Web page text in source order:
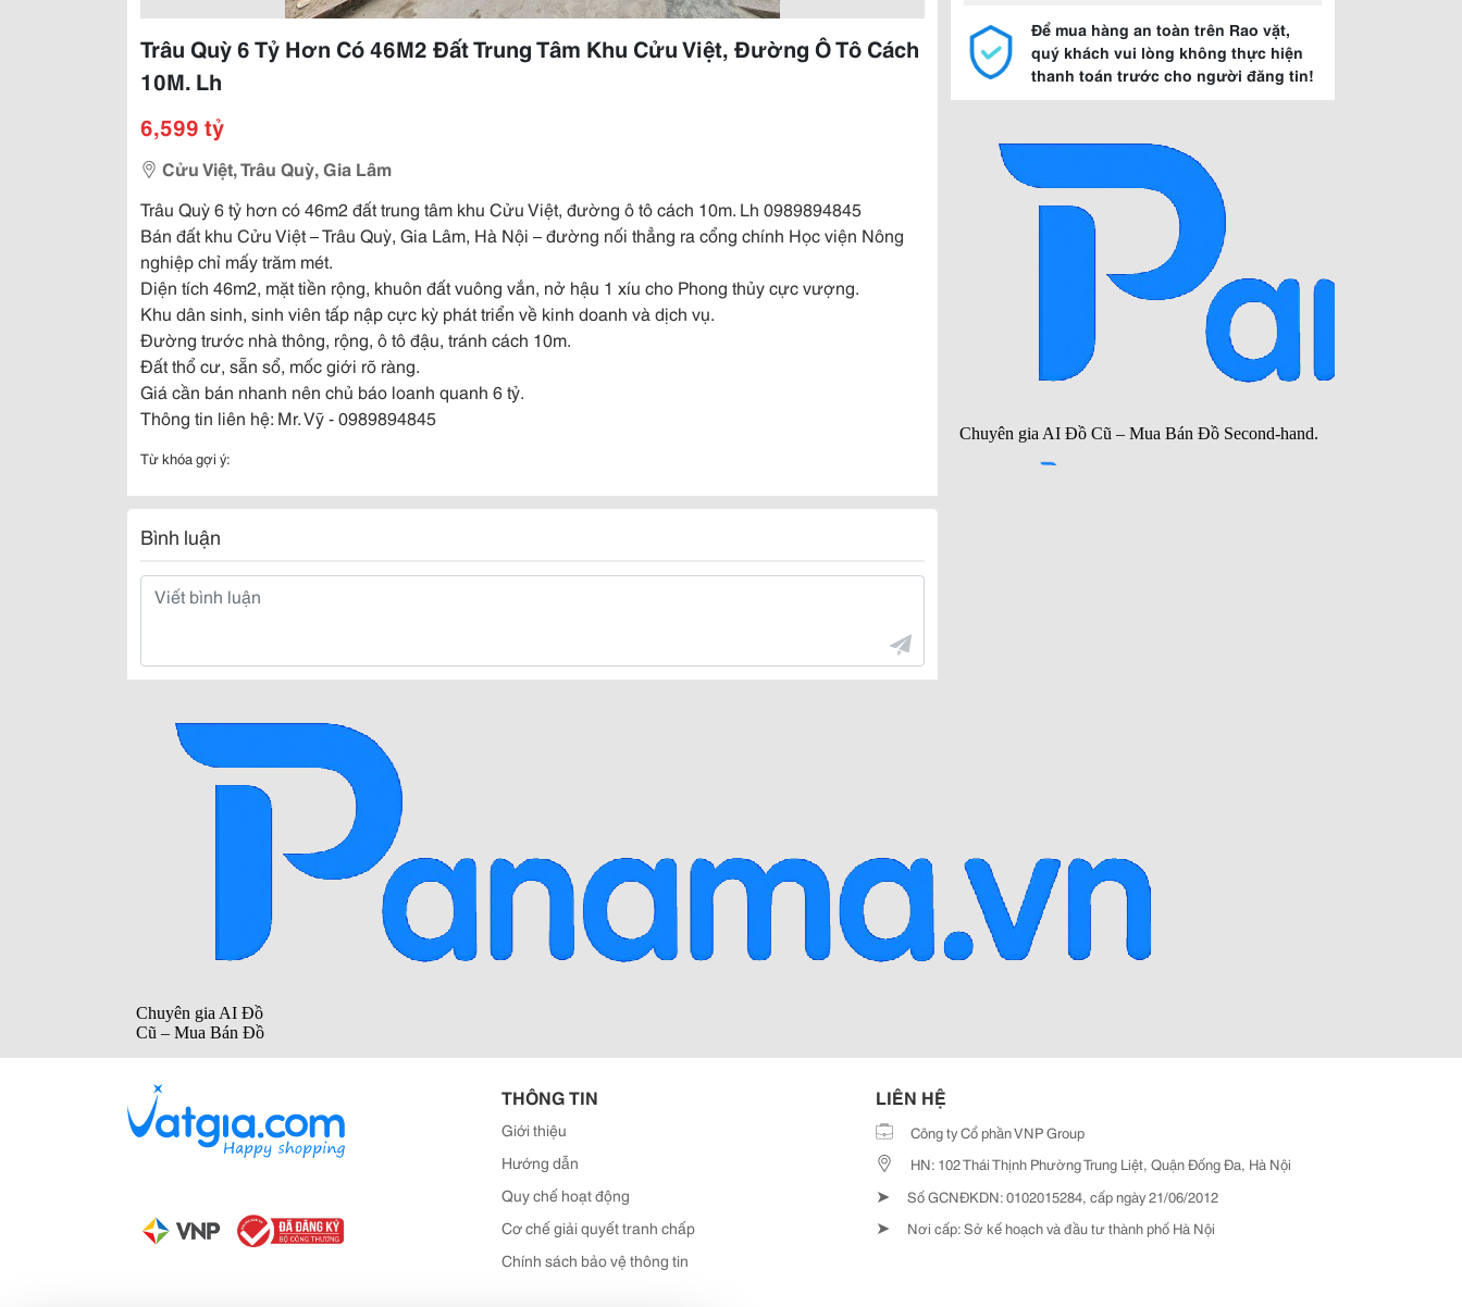
Trâu Quỳ 6 Tỷ Hơn Có 46M2 Đất Trung Tâm Khu Cửu Việt, Đường Ô Tô Cách
10M. Lh
6,599 tỷ
Cửu Việt, Trâu Quỳ, Gia Lâm
Trâu Quỳ 6 tỷ hơn có 46m2 đất trung tâm khu Cửu Việt, đường ô tô cách 10m. Lh 0989894845
Bán đất khu Cửu Việt – Trâu Quỳ, Gia Lâm, Hà Nội – đường nối thẳng ra cổng chính Học viện Nông
nghiệp chỉ mấy trăm mét.
Diện tích 46m2, mặt tiền rộng, khuôn đất vuông vắn, nở hậu 1 xíu cho Phong thủy cực vượng.
Khu dân sinh, sinh viên tấp nập cực kỳ phát triển về kinh doanh và dịch vụ.
Đường trước nhà thông, rộng, ô tô đậu, tránh cách 10m.
Đất thổ cư, sẵn sổ, mốc giới rõ ràng.
Giá cần bán nhanh nên chủ báo loanh quanh 6 tỷ.
Thông tin liên hệ: Mr. Vỹ - 0989894845
Từ khóa gợi ý:
Bình luận
Để mua hàng an toàn trên Rao vặt,
quý khách vui lòng không thực hiện
thanh toán trước cho người đăng tin!
THÔNG TIN
Giới thiệu
Hướng dẫn
Quy chế hoạt động
Cơ chế giải quyết tranh chấp
Chính sách bảo vệ thông tin
LIÊN HỆ
Công ty Cổ phần VNP Group
HN: 102 Thái Thịnh Phường Trung Liệt, Quận Đống Đa, Hà Nội
➤ Số GCNĐKDN: 0102015284, cấp ngày 21/06/2012
➤ Nơi cấp: Sở kế hoạch và đầu tư thành phố Hà Nội